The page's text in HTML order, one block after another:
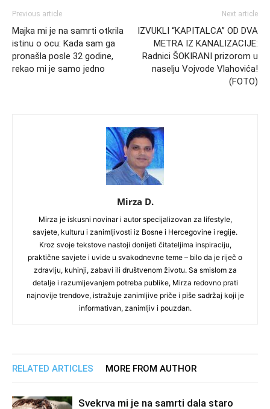
Previous article
Majka mi je na samrti otkrila
istinu o ocu: Kada sam ga
pronašla posle 32 godine,
rekao mi je samo jedno
Next article
IZVUKLI “KAPITALCA” OD DVA
METRA IZ KANALIZACIJE:
Radnici ŠOKIRANI prizorom u
naselju Vojvode Vlahovića!
(FOTO)
Mirza D.
Mirza je iskusni novinar i autor specijalizovan za lifestyle,
savjete, kulturu i zanimljivosti iz Bosne i Hercegovine i regije.
Kroz svoje tekstove nastoji donijeti čitateljima inspiraciju,
praktične savjete i uvide u svakodnevne teme – bilo da je riječ o
zdravlju, kuhinji, zabavi ili društvenom životu. Sa smislom za
detalje i razumijevanjem potreba publike, Mirza redovno prati
najnovije trendove, istražuje zanimljive priče i piše sadržaj koji je
informativan, zanimljiv i pouzdan.
RELATED ARTICLES MORE FROM AUTHOR
Svekrva mi je na samrti dala staro